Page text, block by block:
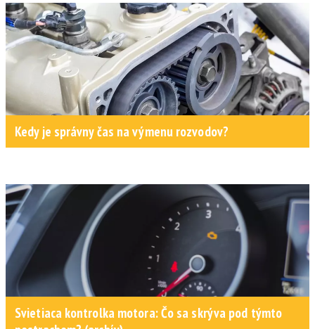
Kedy je správny čas na výmenu rozvodov?
Svietiaca kontrolka motora: Čo sa skrýva pod týmto